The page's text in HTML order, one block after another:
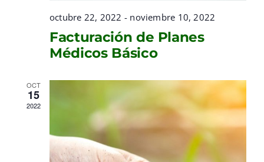
octubre 22, 2022 - noviembre 10, 2022
Facturación de Planes
Médicos Básico
OCT
15
2022